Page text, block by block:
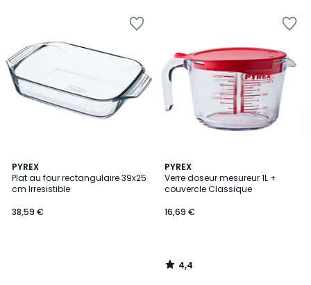
PYREX
Plat au four rectangulaire 39x25
cm Irresistible
38,59 €
PYREX
Verre doseur mesureur 1L +
couvercle Classique
16,69 €
4,4
/ 5
4,4
/